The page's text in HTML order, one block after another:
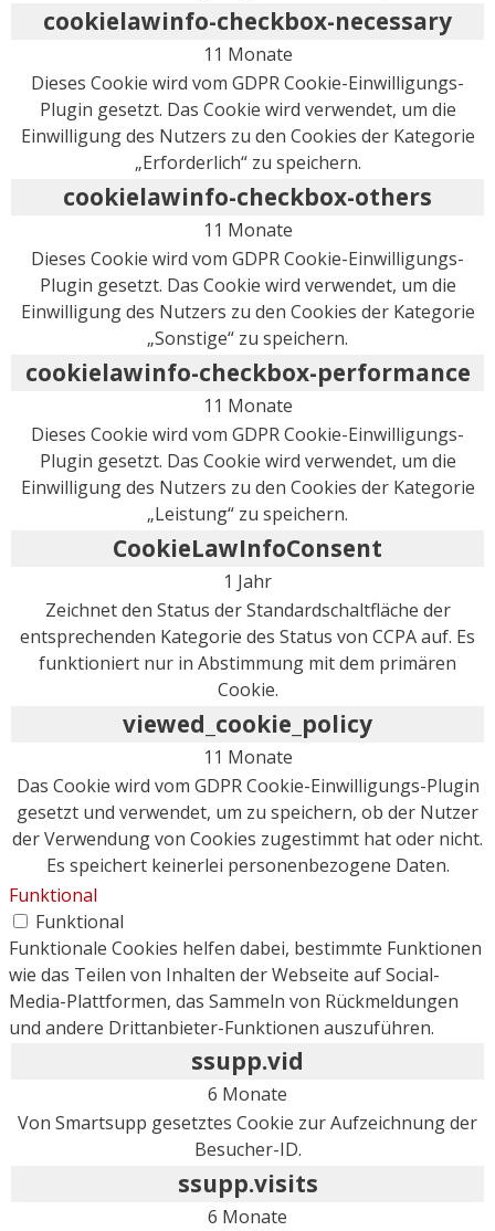
cookielawinfo-checkbox-necessary
11 Monate
Dieses Cookie wird vom GDPR Cookie-Einwilligungs-
Plugin gesetzt. Das Cookie wird verwendet, um die
Einwilligung des Nutzers zu den Cookies der Kategorie
„Erforderlich“ zu speichern.
cookielawinfo-checkbox-others
11 Monate
Dieses Cookie wird vom GDPR Cookie-Einwilligungs-
Plugin gesetzt. Das Cookie wird verwendet, um die
Einwilligung des Nutzers zu den Cookies der Kategorie
„Sonstige“ zu speichern.
cookielawinfo-checkbox-performance
11 Monate
Dieses Cookie wird vom GDPR Cookie-Einwilligungs-
Plugin gesetzt. Das Cookie wird verwendet, um die
Einwilligung des Nutzers zu den Cookies der Kategorie
„Leistung“ zu speichern.
CookieLawInfoConsent
1 Jahr
Zeichnet den Status der Standardschaltfläche der
entsprechenden Kategorie des Status von CCPA auf. Es
funktioniert nur in Abstimmung mit dem primären
Cookie.
viewed_cookie_policy
11 Monate
Das Cookie wird vom GDPR Cookie-Einwilligungs-Plugin
gesetzt und verwendet, um zu speichern, ob der Nutzer
der Verwendung von Cookies zugestimmt hat oder nicht.
Es speichert keinerlei personenbezogene Daten.
Funktional
Funktional
Funktionale Cookies helfen dabei, bestimmte Funktionen
wie das Teilen von Inhalten der Webseite auf Social-
Media-Plattformen, das Sammeln von Rückmeldungen
und andere Drittanbieter-Funktionen auszuführen.
ssupp.vid
6 Monate
Von Smartsupp gesetztes Cookie zur Aufzeichnung der
Besucher-ID.
ssupp.visits
6 Monate